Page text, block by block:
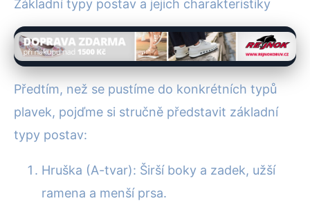
Základní typy postav a jejich charakteristiky
Předtím, než se pustíme do konkrétních typů
plavek, pojďme si stručně představit základní
typy postav:
Hruška (A-tvar): Širší boky a zadek, užší
ramena a menší prsa.